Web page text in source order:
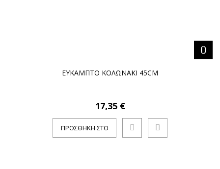
ΕΥΚΑΜΠΤΟ ΚΟΛΩΝΑΚΙ 45CM
17,35 €
ΠΡΟΣΘΉΚΗ ΣΤΟ